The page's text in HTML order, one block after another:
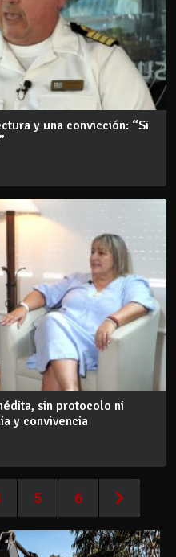
y una convicción: “Si
sin protocolo ni
y convivencia
5 6